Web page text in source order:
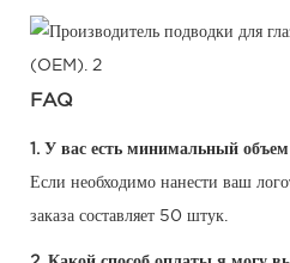
FAQ
1. У вас есть минимальный
Если необходимо нанести ваш
заказа составляет 50 штук.